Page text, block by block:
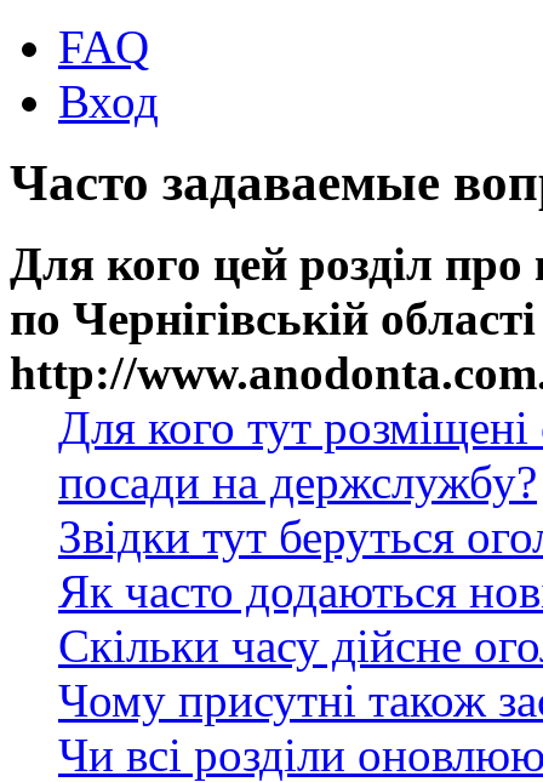
FAQ
Вход
Часто задаваемые
Для кого цей розділ
по Чернігівській
http://
Для кого тут
посади на держслужбу?
Звідки тут беруться
Як часто додаються
Скільки часу дійсне
Чому присутні також
Чи всі розділи